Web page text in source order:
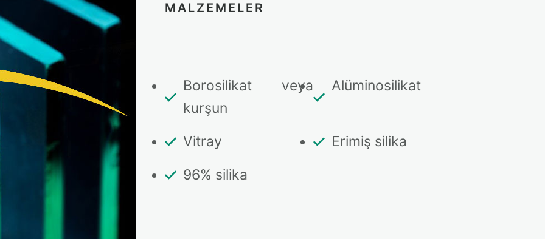
MALZEMELER
Borosilikat veya
kurşun
Alüminosilikat
Vitray
Erimiş silika
96% silika